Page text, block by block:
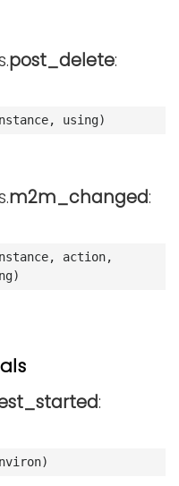
post_delete:
, using)
m2m_changed:
, action,
)
:
)